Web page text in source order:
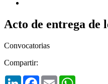
Acto de entrega de
Convocatorias
Compartir:
LinkedInFacebook
Email